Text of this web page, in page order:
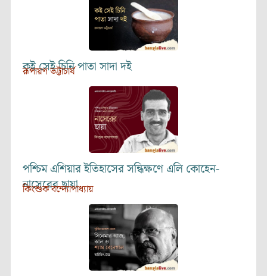
কই সেই চিনি পাতা সাদা দই
রূপায়ণ ভট্টাচার্য
পশ্চিম এশিয়ার ইতিহাসের সন্ধিক্ষণে এলি কোহেন-
নাসেরের ছায়া
কিংশুক বন্দ্যোপাধ্যায়